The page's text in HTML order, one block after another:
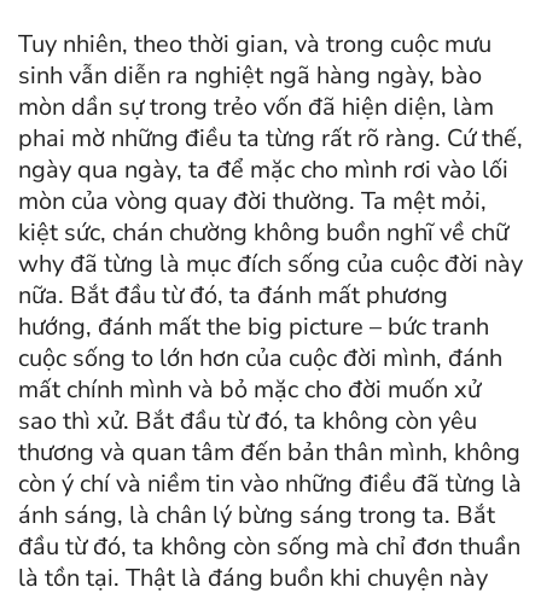
Tuy nhiên, theo thời gian, và trong cuộc mưu
sinh vẫn diễn ra nghiệt ngã hàng ngày, bào
mòn dần sự trong trẻo vốn đã hiện diện, làm
phai mờ những điều ta từng rất rõ ràng. Cứ thế,
ngày qua ngày, ta để mặc cho mình rơi vào lối
mòn của vòng quay đời thường. Ta mệt mỏi,
kiệt sức, chán chường không buồn nghĩ về chữ
why đã từng là mục đích sống của cuộc đời này
nữa. Bắt đầu từ đó, ta đánh mất phương
hướng, đánh mất the big picture – bức tranh
cuộc sống to lớn hơn của cuộc đời mình, đánh
mất chính mình và bỏ mặc cho đời muốn xử
sao thì xử. Bắt đầu từ đó, ta không còn yêu
thương và quan tâm đến bản thân mình, không
còn ý chí và niềm tin vào những điều đã từng là
ánh sáng, là chân lý bừng sáng trong ta. Bắt
đầu từ đó, ta không còn sống mà chỉ đơn thuần
là tồn tại. Thật là đáng buồn khi chuyện này